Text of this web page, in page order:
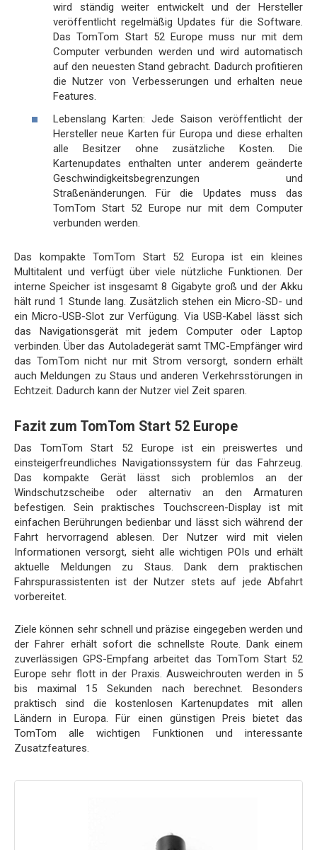
wird ständig weiter entwickelt und der Hersteller
veröffentlicht regelmäßig Updates für die Software.
Das TomTom Start 52 Europe muss nur mit dem
Computer verbunden werden und wird automatisch
auf den neuesten Stand gebracht. Dadurch profitieren
die Nutzer von Verbesserungen und erhalten neue
Features.
Lebenslang Karten: Jede Saison veröffentlicht der
Hersteller neue Karten für Europa und diese erhalten
alle Besitzer ohne zusätzliche Kosten. Die
Kartenupdates enthalten unter anderem geänderte
Geschwindigkeitsbegrenzungen und
Straßenänderungen. Für die Updates muss das
TomTom Start 52 Europe nur mit dem Computer
verbunden werden.
Das kompakte TomTom Start 52 Europa ist ein kleines
Multitalent und verfügt über viele nützliche Funktionen. Der
interne Speicher ist insgesamt 8 Gigabyte groß und der Akku
hält rund 1 Stunde lang. Zusätzlich stehen ein Micro-SD- und
ein Micro-USB-Slot zur Verfügung. Via USB-Kabel lässt sich
das Navigationsgerät mit jedem Computer oder Laptop
verbinden. Über das Autoladegerät samt TMC-Empfänger wird
das TomTom nicht nur mit Strom versorgt, sondern erhält
auch Meldungen zu Staus und anderen Verkehrsstörungen in
Echtzeit. Dadurch kann der Nutzer viel Zeit sparen.
Fazit zum TomTom Start 52 Europe
Das TomTom Start 52 Europe ist ein preiswertes und
einsteigerfreundliches Navigationssystem für das Fahrzeug.
Das kompakte Gerät lässt sich problemlos an der
Windschutzscheibe oder alternativ an den Armaturen
befestigen. Sein praktisches Touchscreen-Display ist mit
einfachen Berührungen bedienbar und lässt sich während der
Fahrt hervorragend ablesen. Der Nutzer wird mit vielen
Informationen versorgt, sieht alle wichtigen POIs und erhält
aktuelle Meldungen zu Staus. Dank dem praktischen
Fahrspurassistenten ist der Nutzer stets auf jede Abfahrt
vorbereitet.
Ziele können sehr schnell und präzise eingegeben werden und
der Fahrer erhält sofort die schnellste Route. Dank einem
zuverlässigen GPS-Empfang arbeitet das TomTom Start 52
Europe sehr flott in der Praxis. Ausweichrouten werden in 5
bis maximal 15 Sekunden nach berechnet. Besonders
praktisch sind die kostenlosen Kartenupdates mit allen
Ländern in Europa. Für einen günstigen Preis bietet das
TomTom alle wichtigen Funktionen und interessante
Zusatzfeatures.